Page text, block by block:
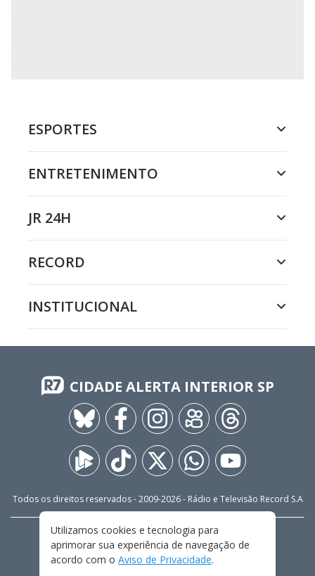
ESPORTES
ENTRETENIMENTO
JR 24H
RECORD
INSTITUCIONAL
CIDADE ALERTA INTERIOR SP
Todos os direitos reservados - 2009-2026- Rádio e Televisão Record S.A
FALE CONOSCO
PRIVACIDADE
TERMOS E CONDIÇÕES DE USO
Utilizamos cookies e tecnologia para
aprimorar sua experiência de navegação de
acordo com o Aviso de Privacidade.